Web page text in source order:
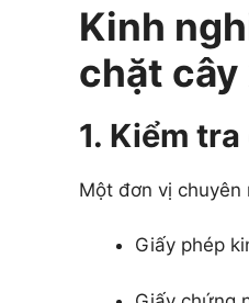
Kinh
chặt cây
1. Kiểm
Một đơn vị chuyên
Giấy phép